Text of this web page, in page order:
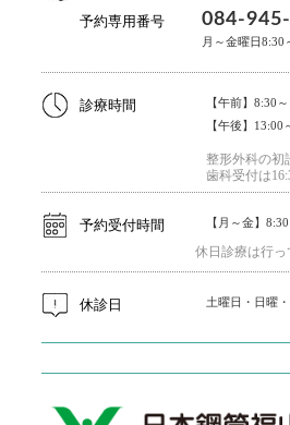
予約専用番号 084-
月～金曜日8:30
診療時間
【午前】8:30
【午後】13:00
整形外科の初
歯科受付は
予約受付時間 【月～金】
休日診療は行っ
休診日 土曜日・日曜